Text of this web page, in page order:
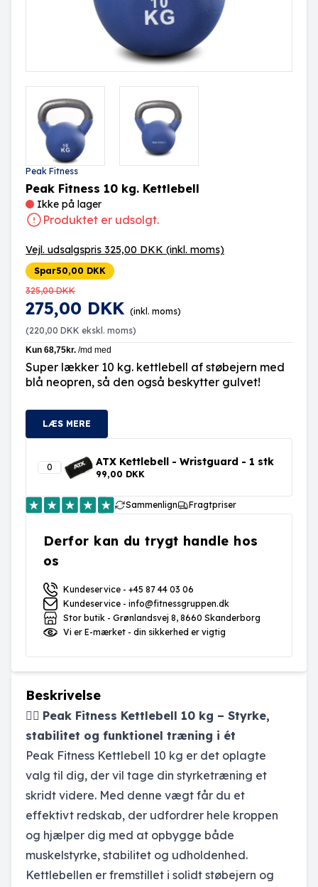
Peak Fitness
Peak Fitness 10 kg. Kettlebell
Ikke på lager
Produktet er udsolgt.
Vejl. udsalgspris 325,00 DKK (inkl. moms)
Spar50,00 DKK
325,00 DKK
275,00 DKK (inkl. moms)
(220,00 DKK ekskl. moms)
Super lækker 10 kg. kettlebell af støbejern med
blå neopren, så den også beskytter gulvet!
LÆS MERE
ATX Kettlebell - Wristguard - 1 stk
99,00 DKK
Sammenlign Fragtpriser
Derfor kan du trygt handle hos
os
Kundeservice - +45 87 44 03 06
Kundeservice - info@fitnessgruppen.dk
Stor butik - Grønlandsvej 8, 8660 Skanderborg
Vi er E-mærket - din sikkerhed er vigtig
Beskrivelse
🏋️‍♀️ Peak Fitness Kettlebell 10 kg – Styrke,
stabilitet og funktionel træning i ét
Peak Fitness Kettlebell 10 kg er det oplagte
valg til dig, der vil tage din styrketræning et
skridt videre. Med denne vægt får du et
effektivt redskab, der udfordrer hele kroppen
og hjælper dig med at opbygge både
muskelstyrke, stabilitet og udholdenhed.
Kettlebellen er fremstillet i solidt støbejern og